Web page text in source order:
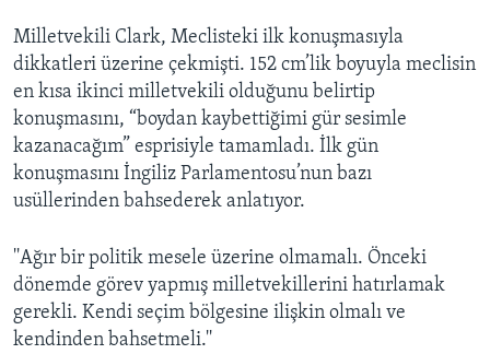
Milletvekili Clark, Meclisteki ilk konuşmasıyla
dikkatleri üzerine çekmişti. 152 cm’lik boyuyla meclisin
en kısa ikinci milletvekili olduğunu belirtip
konuşmasını, “boydan kaybettiğimi gür sesimle
kazanacağım” esprisiyle tamamladı. İlk gün
konuşmasını İngiliz Parlamentosu’nun bazı
usüllerinden bahsederek anlatıyor.
''Ağır bir politik mesele üzerine olmamalı. Önceki
dönemde görev yapmış milletvekillerini hatırlamak
gerekli. Kendi seçim bölgesine ilişkin olmalı ve
kendinden bahsetmeli.''